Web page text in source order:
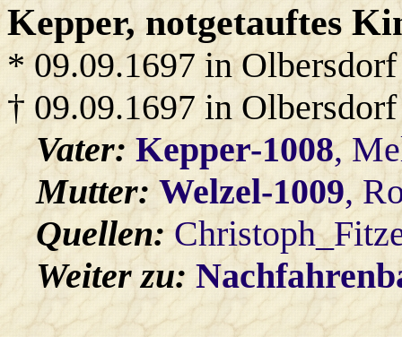
Kepper, notgetauftes
* 09.09.1697 in Olbersdorf
† 09.09.1697 in Olbersdorf
Vater:Kepper-1008,
Mutter:Welzel-1009,
Quellen:
Weiter zu: